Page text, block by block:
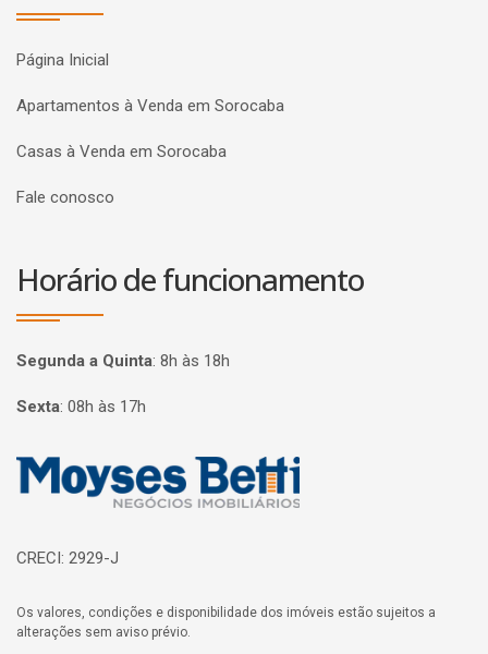
Página Inicial
Apartamentos à Venda em Sorocaba
Casas à Venda em Sorocaba
Fale conosco
Horário de funcionamento
Segunda a Quinta: 8h às 18h
Sexta: 08h às 17h
Página inicial
CRECI: 2929-J
Os valores, condições e disponibilidade dos imóveis estão sujeitos a
alterações sem aviso prévio.